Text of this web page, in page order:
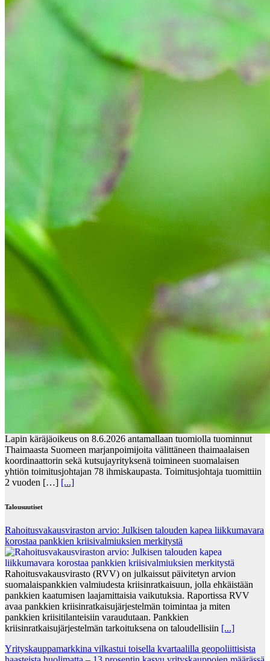
Lapin käräjäoikeus on 8.6.2026 antamallaan tuomiolla tuominnut
Thaimaasta Suomeen marjanpoimijoita välittäneen thaimaalaisen
koordinaattorin sekä kutsujayrityksenä toimineen suomalaisen
yhtiön toimitusjohtajan 78 ihmiskaupasta. Toimitusjohtaja tuomittiin
2 vuoden […] [...]
Talousuutiset
Rahoitusvakausviraston arvio: Julkisen talouden kapea liikkumavara
korostaa pankkien kriisivalmiuksien merkitystä
Rahoitusvakausvirasto (RVV) on julkaissut päivitetyn arvion
suomalaispankkien valmiudesta kriisinratkaisuun, jolla ehkäistään
pankkien kaatumisen laajamittaisia vaikutuksia. Raportissa RVV
avaa pankkien kriisinratkaisujärjestelmän toimintaa ja miten
pankkien kriisitilanteisiin varaudutaan. Pankkien
kriisinratkaisujärjestelmän tarkoituksena on taloudellisiin [...]
Yrityskauppamarkkina vilkastui toisella kvartaalilla geopoliittisista